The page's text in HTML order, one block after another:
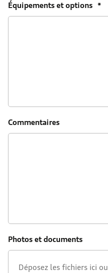
Équipements et options *
Commentaires
Photos et documents
Déposez les fichiers ici ou